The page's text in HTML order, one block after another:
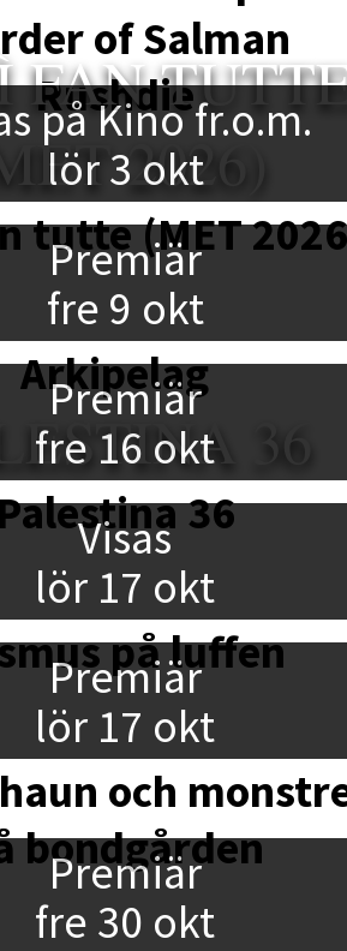
of Salman
Rushdie
FAN
2026)
på Kino fr.o.m.
lör 3 okt
tutte (MET
Premiär
fre 9 okt
Arkipelag
36
Premiär
fre 16 okt
36
Visas
lör 17 okt
på luffen
Premiär
lör 17 okt
och
bondgården
Premiär
fre 30 okt